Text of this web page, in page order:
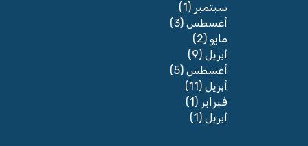
سبتمبر (1)
أغسطس (3)
مايو (2)
أبريل (9)
أغسطس (5)
أبريل (11)
فبراير (1)
أبريل (1)